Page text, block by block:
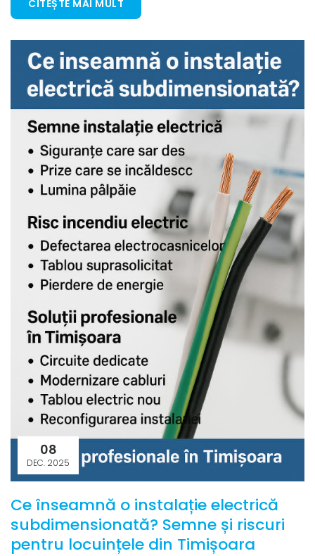
CITEȘTE MAI MULT
08
DEC. 2025
Ce înseamnă o instalație electrică
subdimensionată? Semne și riscuri
pentru locuințele din Timișoara